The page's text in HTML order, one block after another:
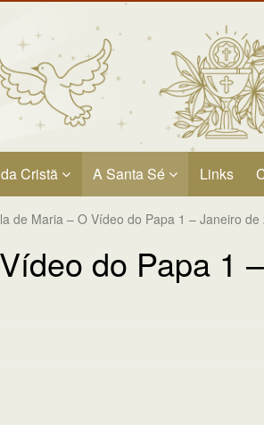
Cristã A Santa Sé Links
de Maria – O Vídeo do Papa 1 – Janeiro de
do Papa 1